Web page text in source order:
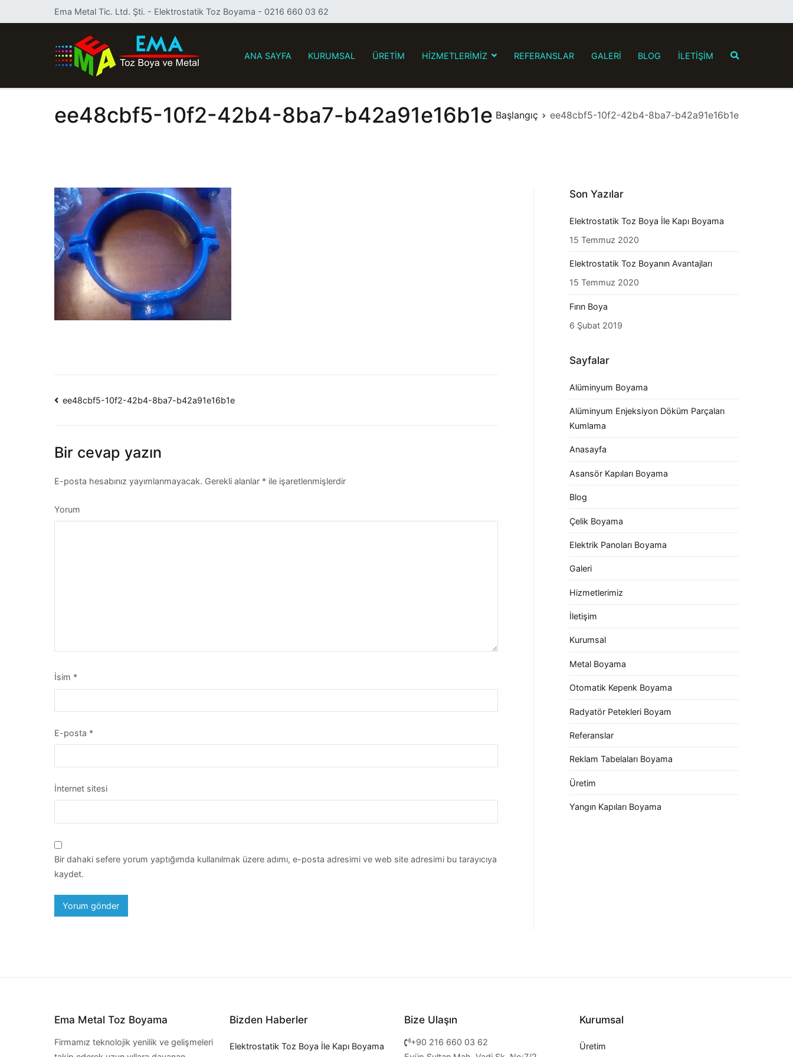
geç
Ema Metal Tic. Ltd. Şti. - Elektrostatik Toz Boyama - 0216 660 03 62
Ema Toz Boyama Tic. Ltd. Şti.
Elektrostatik Toz Boyama – Metal – Çelik – Alüminyum Boyama
ANA SAYFA KURUMSAL ÜRETİM HİZMETLERİMİZ REFERANSLAR GALERİ BLOG İLETİŞİM
ee48cbf5-10f2-42b4-8ba7-b42a91e16b1e Başlangıç ee48cbf5-10f2-42b4-8ba7-b42a91e16b1e
Yazı
ee48cbf5-10f2-42b4-8ba7-b42a91e16b1e
Bir cevap yazın
E-posta hesabınız yayımlanmayacak. Gerekli alanlar * ile işaretlenmişlerdir
Yorum
İsim *
E-posta *
İnternet sitesi
Bir dahaki sefere yorum yaptığımda kullanılmak üzere adımı, e-posta adresimi ve web site adresimi bu tarayıcıya
kaydet.
Son Yazılar
Elektrostatik Toz Boya İle Kapı Boyama
15 Temmuz 2020
Elektrostatik Toz Boyanın Avantajları
15 Temmuz 2020
Fırın Boya
6 Şubat 2019
Sayfalar
Alüminyum Boyama
Alüminyum Enjeksiyon Döküm Parçaları
Kumlama
Anasayfa
Asansör Kapıları Boyama
Blog
Çelik Boyama
Elektrik Panoları Boyama
Galeri
Hizmetlerimiz
İletişim
Kurumsal
Metal Boyama
Otomatik Kepenk Boyama
Radyatör Petekleri Boyam
Referanslar
Reklam Tabelaları Boyama
Üretim
Yangın Kapıları Boyama
Ema Metal Toz Boyama
Firmamız teknolojik yenilik ve gelişmeleri
Bizden Haberler
Elektrostatik Toz Boya İle Kapı Boyama
Bize Ulaşın
+90 216 660 03 62
Kurumsal
Üretim